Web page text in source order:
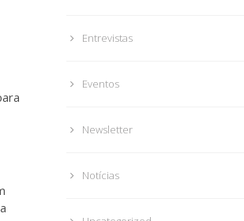
Entrevistas
Eventos
Newsletter
Notícias